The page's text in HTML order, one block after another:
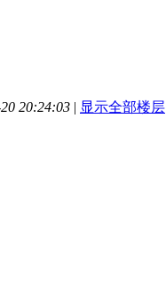
20:24:03 | 显示全部楼层